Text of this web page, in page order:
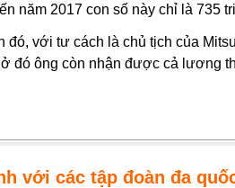
năm 2017 con số này chỉ là 735
đó, với tư cách là chủ tịch của
đó ông còn nhận được cả lương
với các tập đoàn đa